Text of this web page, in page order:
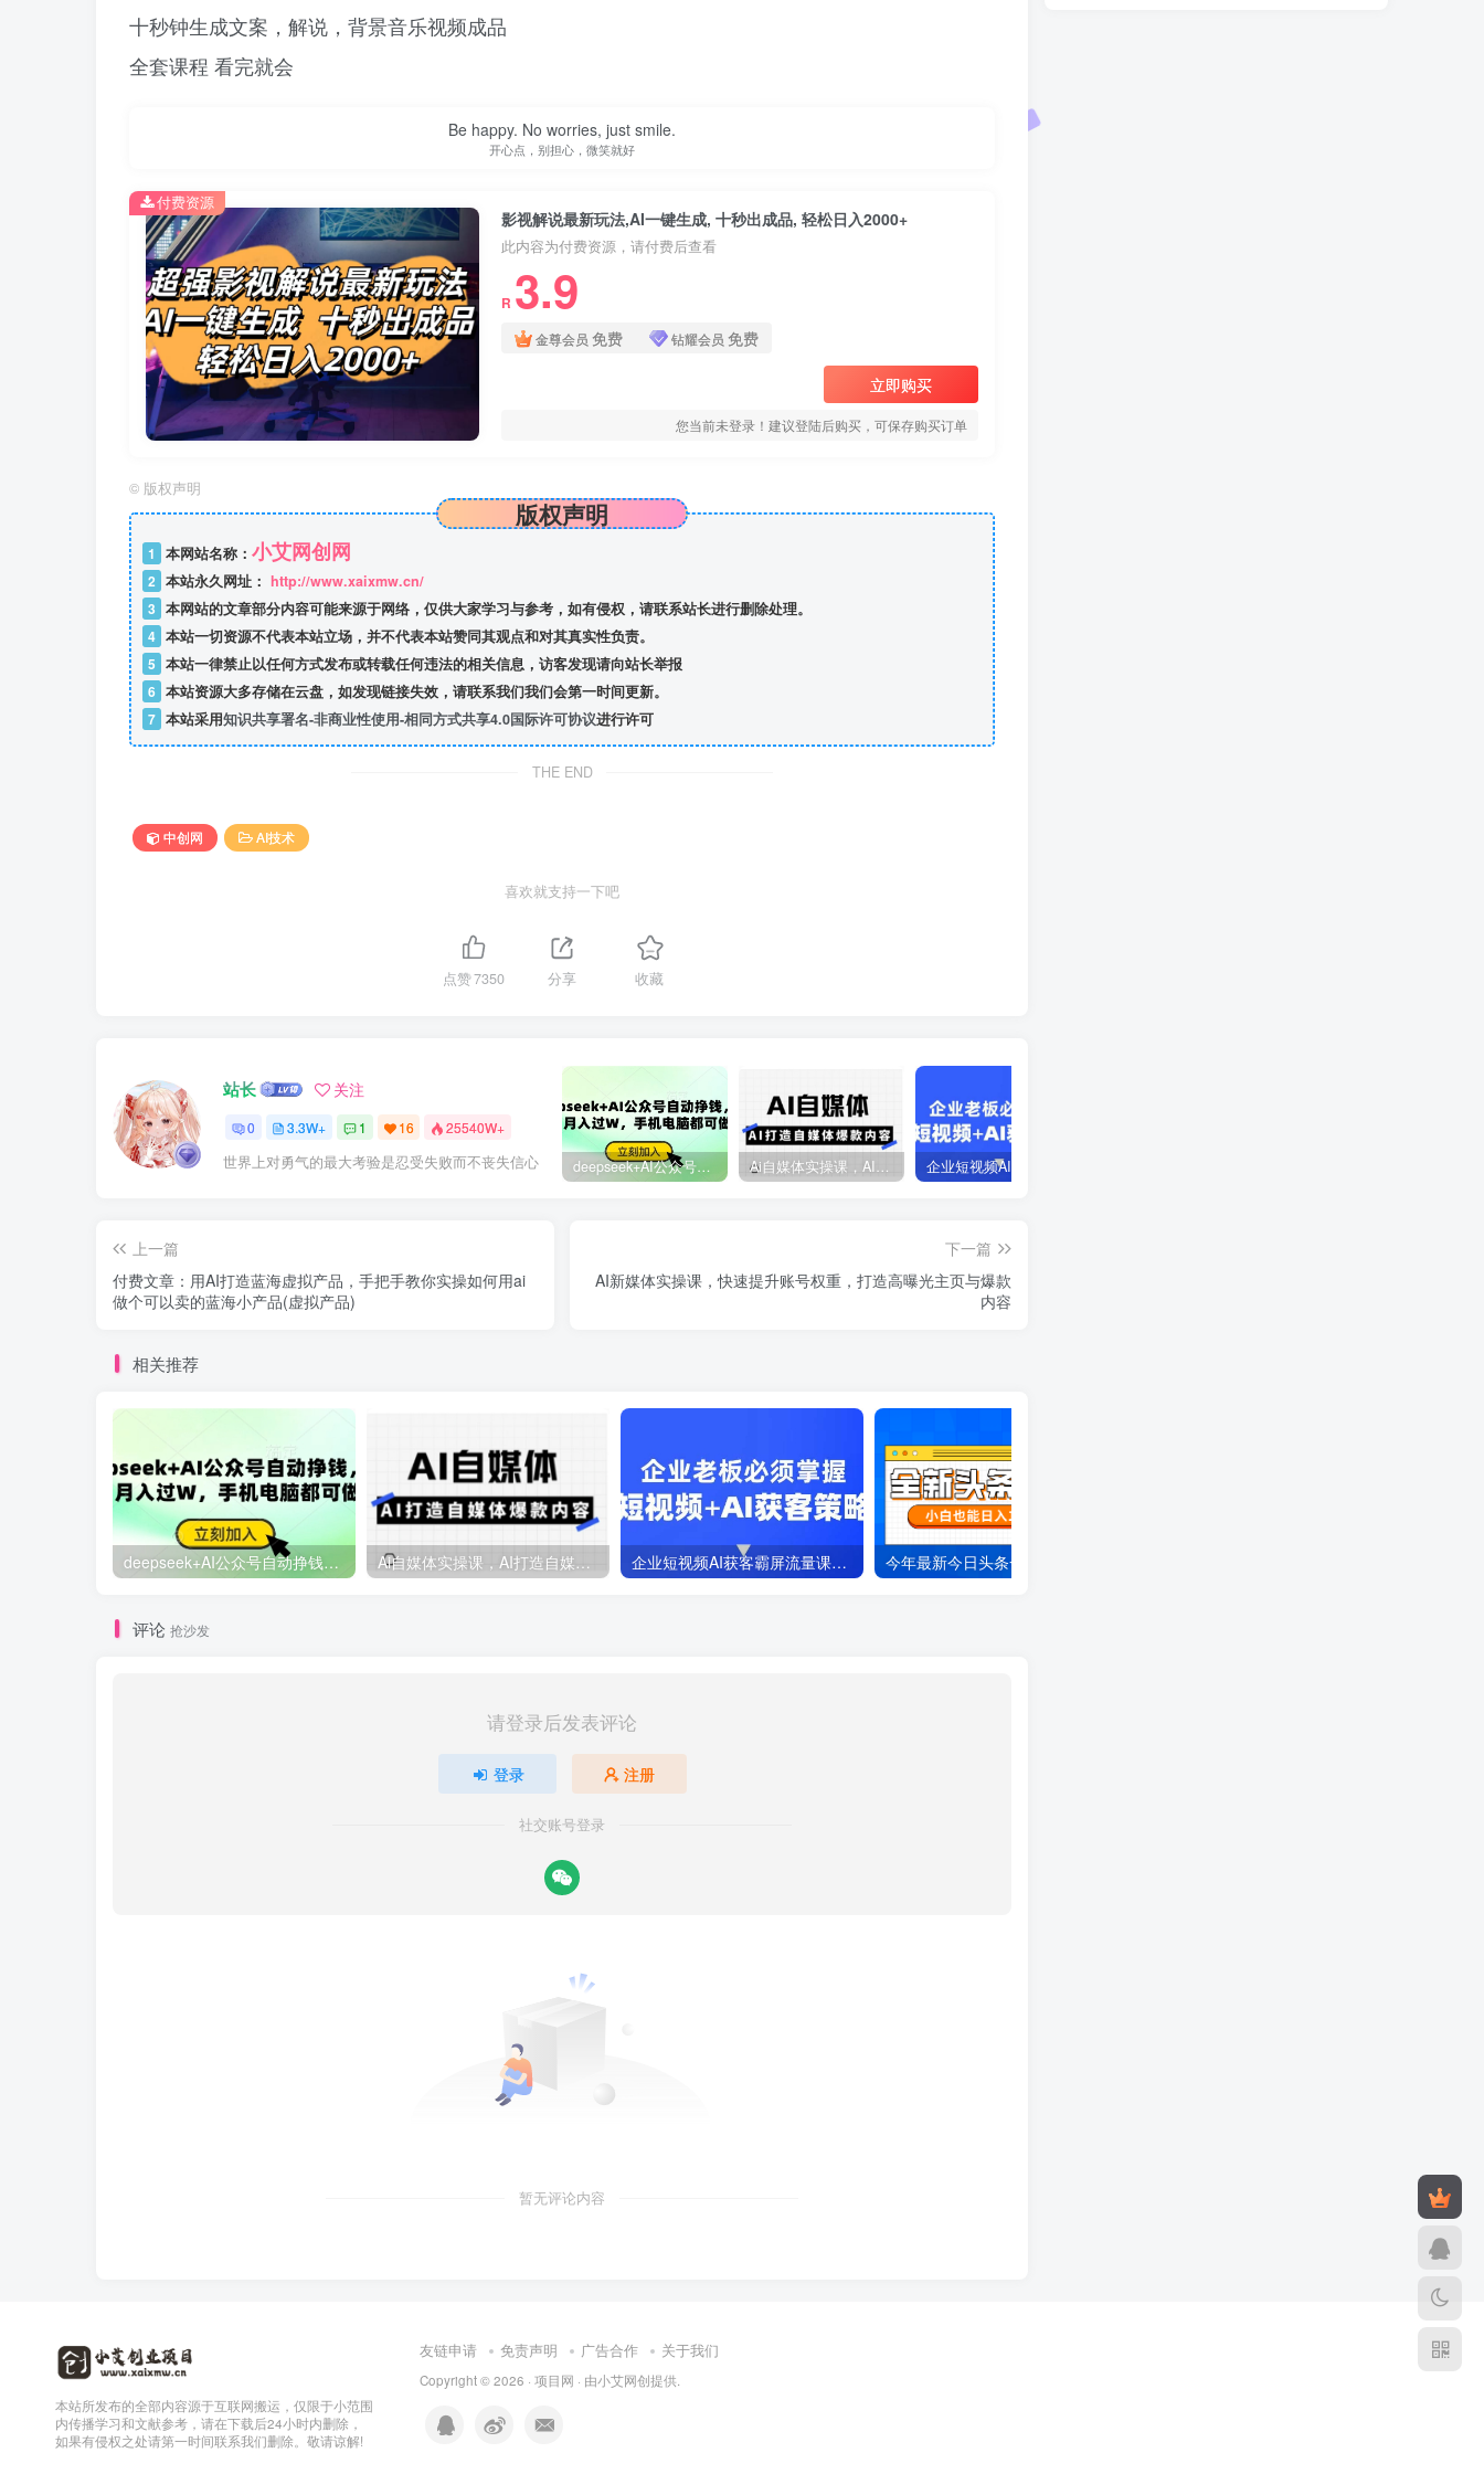
十秒钟生成文案，解说，背景音乐视频成品
全套课程 看完就会
Be happy. No worries, just smile.
开心点，别担心，微笑就好
影视解说最新玩法,AI一键生成, 十秒出成品, 轻松日入2000+
此内容为付费资源，请付费后查看
R 3.9
金尊会员 免费 钻耀会员 免费
立即购买
您当前未登录！建议登陆后购买，可保存购买订单
付费资源
© 版权声明
版权声明
1 本网站名称： 小艾网创网
2 本站永久网址： http://www.xaixmw.cn/
3 本网站的文章部分内容可能来源于网络，仅供大家学习与参考，如有侵权，请联系站长进行删除处理。
4 本站一切资源不代表本站立场，并不代表本站赞同其观点和对其真实性负责。
5 本站一律禁止以任何方式发布或转载任何违法的相关信息，访客发现请向站长举报
6 本站资源大多存储在云盘，如发现链接失效，请联系我们我们会第一时间更新。
7 本站采用知识共享署名-非商业性使用-相同方式共享4.0国际许可协议进行许可
THE END
中创网 AI技术
喜欢就支持一下吧
点赞7350 分享 收藏
站长 关注
0 3.3W+ 1 16 25540W+
世界上对勇气的最大考验是忍受失败而不丧失信心 deepseek+AI公众号自动挣钱，轻松月入过W，手机电脑都可做 Ai自媒体实操课，AI打造自媒体爆款内容
上一篇
付费文章：用AI打造蓝海虚拟产品，手把手教你实操如何用ai
做个可以卖的蓝海小产品(虚拟产品)
下一篇
AI新媒体实操课，快速提升账号权重，打造高曝光主页与爆款
内容
相关推荐
deepseek+AI公众号自动挣钱，轻松月入过W，手机电脑都可做 Ai自媒体实操课，AI打造自媒体爆款内容 企业短视频AI获客霸屏流量课，6步短视频+AI突围法，3大霸屏抢客策略
评论 抢沙发
请登录后发表评论
登录 注册
社交账号登录
暂无评论内容
本站所发布的全部内容源于互联网搬运，仅限于小范围
内传播学习和文献参考，请在下载后24小时内删除，
如果有侵权之处请第一时间联系我们删除。敬请谅解!
友链申请 免责声明 广告合作 关于我们
Copyright © 2026 · 项目网 · 由小艾网创提供.